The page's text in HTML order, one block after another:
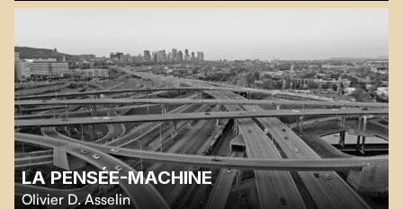
LA PENSÉE-MACHINE
Olivier D. Asselin